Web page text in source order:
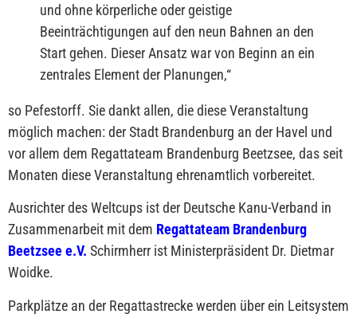
und ohne körperliche oder geistige
Beeinträchtigungen auf den neun Bahnen an den
Start gehen. Dieser Ansatz war von Beginn an ein
zentrales Element der Planungen,“
so Pefestorff. Sie dankt allen, die diese Veranstaltung
möglich machen: der Stadt Brandenburg an der Havel und
vor allem dem Regattateam Brandenburg Beetzsee, das seit
Monaten diese Veranstaltung ehrenamtlich vorbereitet.
Ausrichter des Weltcups ist der Deutsche Kanu-Verband in
Zusammenarbeit mit dem Regattateam Brandenburg
Beetzsee e.V. Schirmherr ist Ministerpräsident Dr. Dietmar
Woidke.
Parkplätze an der Regattastrecke werden über ein Leitsystem